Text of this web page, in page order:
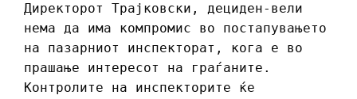
Директорот Трајковски, дециден-вели
нема да има компромис во постапувањето
на пазарниот инспекторат, кога е во
прашање интересот на граѓаните.
Контролите на инспекторите ќе